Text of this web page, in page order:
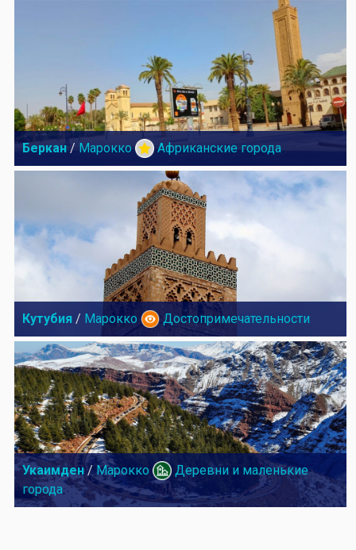
Беркан / Марокко Африканские города
Кутубия / Марокко Достопримечательности
Укаимден/ Марокко
Деревни и маленькие
города